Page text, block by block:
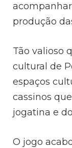
produção
Tão valioso
cultural de
espaços
cassinos
jogatina e
O jogo